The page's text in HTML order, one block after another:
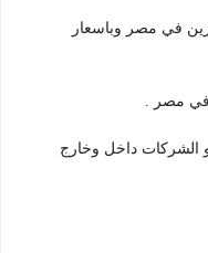
في مصر وباسعار
في مصر .
الشركات داخل وخارج